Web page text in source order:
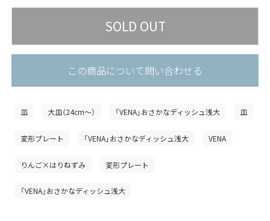
この商品について問い合わせる
皿 大皿（24cm〜） 「VENA」おさかなディッシュ浅大 皿
変形プレート 「VENA」おさかなディッシュ浅大 VENA
りんご×はりねずみ 変形プレート
「VENA」おさかなディッシュ浅大